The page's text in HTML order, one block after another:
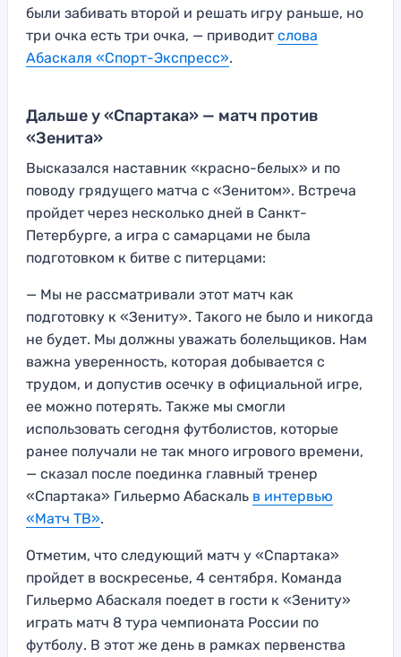
были забивать второй и решать игру раньше, но
три очка есть три очка, — приводит слова
Абаскаля «Спорт-Экспресс».
Дальше у «Спартака» — матч против
«Зенита»
Высказался наставник «красно-белых» и по
поводу грядущего матча с «Зенитом». Встреча
пройдет через несколько дней в Санкт-
Петербурге, а игра с самарцами не была
подготовком к битве с питерцами:
— Мы не рассматривали этот матч как
подготовку к «Зениту». Такого не было и никогда
не будет. Мы должны уважать болельщиков. Нам
важна уверенность, которая добывается с
трудом, и допустив осечку в официальной игре,
ее можно потерять. Также мы смогли
использовать сегодня футболистов, которые
ранее получали не так много игрового времени,
— сказал после поединка главный тренер
«Спартака» Гильермо Абаскаль в интервью
«Матч ТВ».
Отметим, что следующий матч у «Спартака»
пройдет в воскресенье, 4 сентября. Команда
Гильермо Абаскаля поедет в гости к «Зениту»
играть матч 8 тура чемпионата России по
футболу. В этот же день в рамках первенства